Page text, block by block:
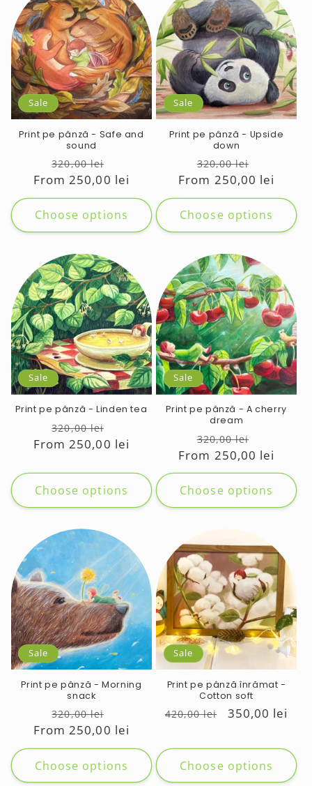
Sale
Print pe pânză - Safe and
sound
Regular
price
320,00 lei
price
From 250,00 lei
Choose options
Sale
Print pe pânză - Upside
down
Regular
price
320,00 lei
price
From 250,00 lei
Choose options
Sale
Print pe pânză - Linden tea
Regular
price
320,00 lei
price
From 250,00 lei
Choose options
Sale
Print pe pânză - A cherry
dream
Regular
price
320,00 lei
price
From 250,00 lei
Choose options
Sale
Print pe pânză - Morning
snack
Regular
price
320,00 lei
price
From 250,00 lei
Choose options
Sale
Print pe pânză înrămat -
Cotton soft
Regular
420,00 lei
Sale
350,00 lei
Choose options